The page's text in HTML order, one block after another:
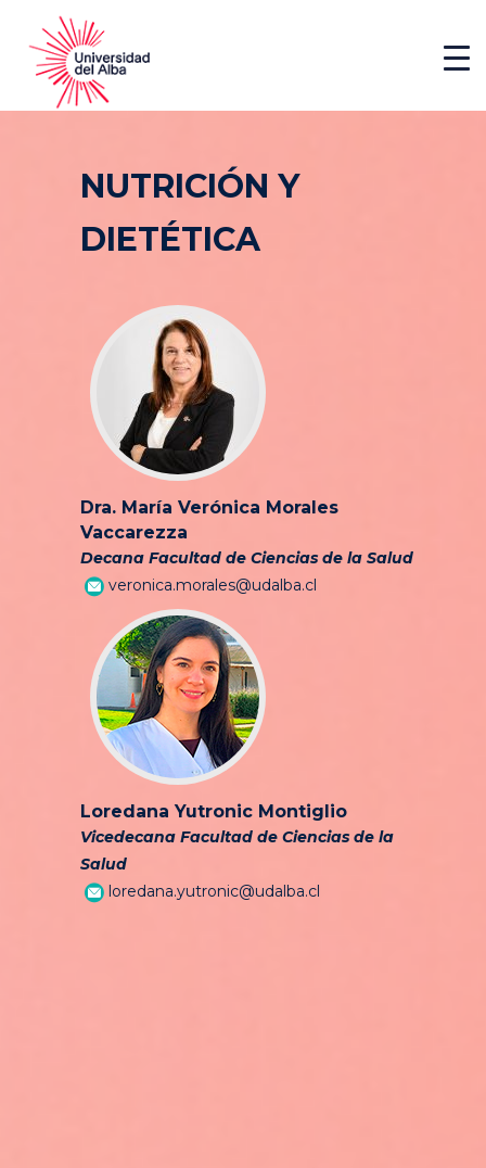
NUTRICIÓN Y
DIETÉTICA
Dra. María Verónica Morales
Vaccarezza
Decana Facultad de Ciencias de la Salud
veronica.morales@udalba.cl
Loredana Yutronic Montiglio
Vicedecana Facultad de Ciencias de la
Salud
loredana.yutronic@udalba.cl